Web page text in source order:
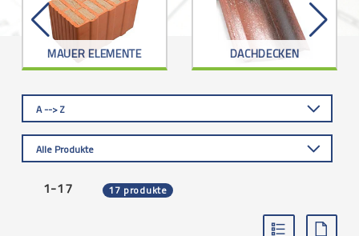
MAUER ELEMENTE DACHDECKEN
A --> Z
Alle Produkte
1-17 17 produkte